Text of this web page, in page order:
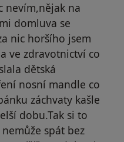
nevím,nějak na
domluva se
nic horšího jsem
ve zdravotnictví co
dětská
nosní mandle co
záchvaty kašle
dobu.Tak si to
spát bez